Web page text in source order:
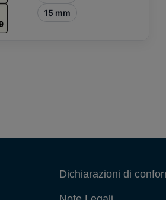
15 mm
Dichiarazioni di